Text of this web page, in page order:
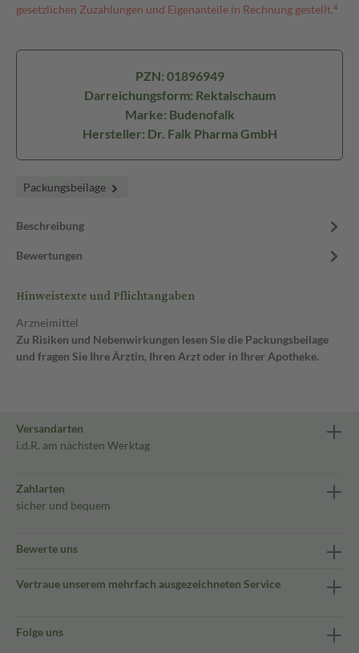
gesetzlichen Zuzahlungen und Eigenanteile in Rechnung gestellt.⁴
PZN: 01896949
Darreichungsform: Rektalschaum
Marke: Budenofalk
Hersteller: Dr. Falk Pharma GmbH
Packungsbeilage
Beschreibung
Bewertungen
Hinweistexte und Pflichtangaben
Arzneimittel
Zu Risiken und Nebenwirkungen lesen Sie die Packungsbeilage
und fragen Sie Ihre Ärztin, Ihren Arzt oder in Ihrer Apotheke.
Versandarten
i.d.R. am nächsten Werktag
Zahlarten
sicher und bequem
Bewerte uns
Vertraue unserem mehrfach ausgezeichneten Service
Folge uns